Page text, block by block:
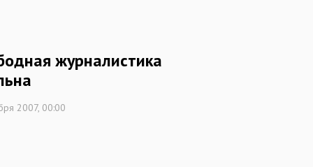
журналистика
2007, 00:00